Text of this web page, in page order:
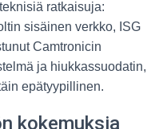
ratkaisuja:
sisäinen verkko, ISG
Camtronicin
ja hiukkassuodatin,
epätyypillinen.
kokemuksia